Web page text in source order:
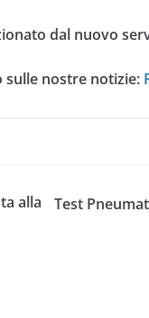
dal nuovo
sulle nostre notizie:
alla
Test